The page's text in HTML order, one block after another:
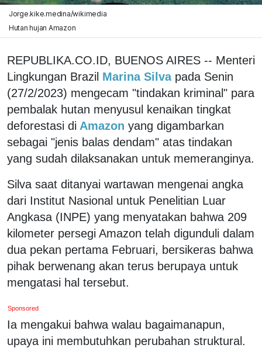
Jorge.kike.medina/wikimedia
Hutan hujan Amazon
REPUBLIKA.CO.ID, BUENOS AIRES -- Menteri
Lingkungan Brazil Marina Silva pada Senin
(27/2/2023) mengecam "tindakan kriminal" para
pembalak hutan menyusul kenaikan tingkat
deforestasi di Amazon yang digambarkan
sebagai "jenis balas dendam" atas tindakan
yang sudah dilaksanakan untuk memeranginya.
Silva saat ditanyai wartawan mengenai angka
dari Institut Nasional untuk Penelitian Luar
Angkasa (INPE) yang menyatakan bahwa 209
kilometer persegi Amazon telah digunduli dalam
dua pekan pertama Februari, bersikeras bahwa
pihak berwenang akan terus berupaya untuk
mengatasi hal tersebut.
Sponsored
Ia mengakui bahwa walau bagaimanapun,
upaya ini membutuhkan perubahan struktural.